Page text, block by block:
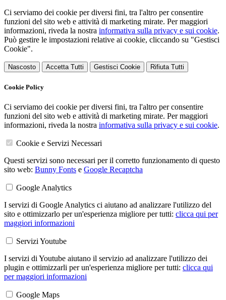
Ci serviamo dei cookie per diversi fini, tra l'altro per consentire
funzioni del sito web e attività di marketing mirate. Per maggiori
informazioni, riveda la nostra informativa sulla privacy e sui cookie.
Può gestire le impostazioni relative ai cookie, cliccando su "Gestisci
Cookie".
Nascosto Accetta Tutti Gestisci Cookie Rifiuta Tutti
Cookie Policy
Ci serviamo dei cookie per diversi fini, tra l'altro per consentire
funzioni del sito web e attività di marketing mirate. Per maggiori
informazioni, riveda la nostra informativa sulla privacy e sui cookie.
Cookie e Servizi Necessari
Questi servizi sono necessari per il corretto funzionamento di questo
sito web: Bunny Fonts e Google Recaptcha
Google Analytics
I servizi di Google Analytics ci aiutano ad analizzare l'utilizzo del
sito e ottimizzarlo per un'esperienza migliore per tutti: clicca qui per
maggiori informazioni
Servizi Youtube
I servizi di Youtube aiutano il servizio ad analizzare l'utilizzo dei
plugin e ottimizzarli per un'esperienza migliore per tutti: clicca qui
per maggiori informazioni
Google Maps